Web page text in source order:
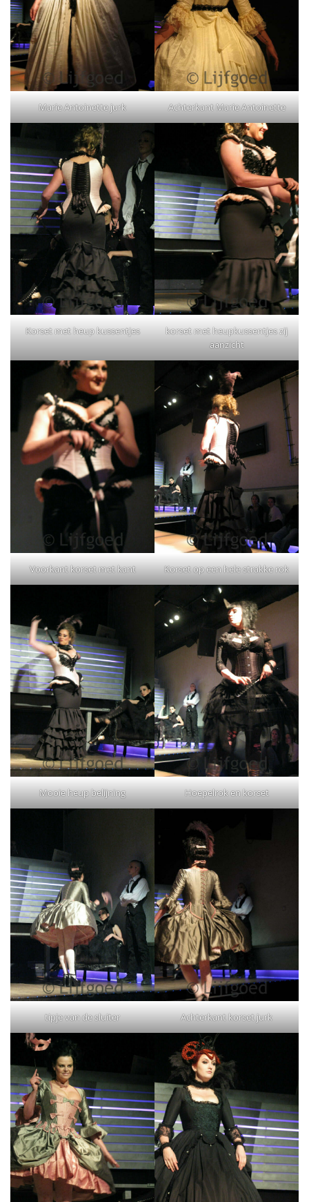
Marie Antoinette jurk Achterkant Marie Antoinette
Korset met heup kussentjes
korset met heupkussentjes zij
aanzicht
Voorkant korset met kant Korset op een hele strakke rok
Mooie heup belijning Hoepelrok en korset
tipje van de sluiter Achterkant korset jurk